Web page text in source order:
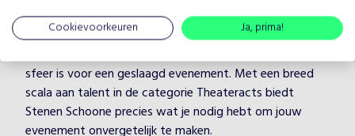
weet hoe hij/zij jouw gasten kan boeien en vermaken,
ongeacht de setting.
sfeer is voor een geslaagd evenement. Met een breed
scala aan talent in de categorie Theateracts biedt
Stenen Schoone precies wat je nodig hebt om jouw
evenement onvergetelijk te maken.
Cookievoorkeuren Ja, prima!